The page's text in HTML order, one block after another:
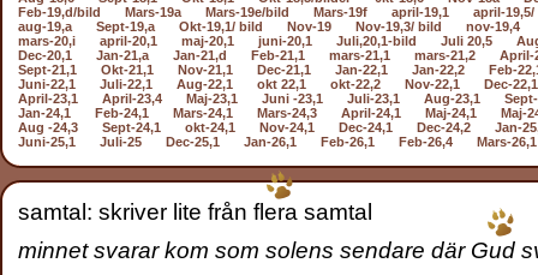
Feb-19,d/bild
Mars-19a Mars-19e/bild Mars-19f april-19,1
april-
aug-19,a
Sept-19,a Okt-19,1/ bild Nov-19 Nov-19,3/ bild
nov-19,4
mars-20,i
april-20,1 maj-20,1 juni-20,1 Juli,20,1-bild Juli 20,5
Dec-20,1
Jan-21,a Jan-21,d Feb-21,1 mars-21,1 mars-21,2
April-
Sept-21,1
Okt-21,1 Nov-21,1 Dec-21,1 Jan-22,1 Jan-22,2
Feb-
Juni-22,1
Juli-22,1 Aug-22,1 okt 22,1 okt-22,2 Nov-22,1
Dec-22,1
April-23,1
April-23,4 Maj-23,1 Juni -23,1 Juli-23,1 Aug-23,1
Jan-24,1
Feb-24,1 Mars-24,1 Mars-24,3 April-24,1 Maj-24,1
Maj-
Aug -24,3
Sept-24,1 okt-24,1 Nov-24,1 Dec-24,1 Dec-24,2
Jan-
Juni-25,1
Juli-25 Dec-25,1 Jan-26,1 Feb-26,1 Feb-26,4 Mars-26,1
samtal: skriver lite från flera samtal
minnet svarar kom som solens sendare där Gud